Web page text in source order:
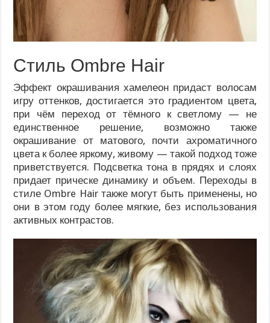
Стиль Ombre Hair
Эффект окрашивания хамелеон придаст волосам
игру оттенков, достигается это градиентом цвета,
при чём переход от тёмного к светлому — не
единственное решение, возможно также
окрашивание от матового, почти ахроматичного
цвета к более яркому, живому — такой подход тоже
приветствуется. Подсветка тона в прядях и слоях
придает прическе динамику и объем. Переходы в
стиле Ombre Hair также могут быть применены, но
они в этом году более мягкие, без использования
активных контрастов.